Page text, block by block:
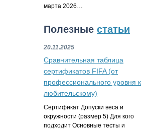
марта 2026…
Полезные статьи
20.11.2025
Сравнительная таблица
сертификатов FIFA (от
профессионального уровня к
любительскому)
Сертификат Допуски веса и
окружности (размер 5) Для кого
подходит Основные тесты и